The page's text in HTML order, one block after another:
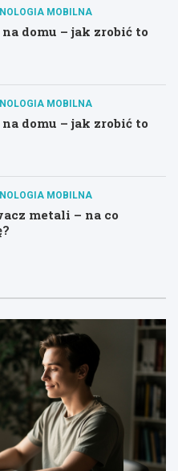
MOBILNA
domu – jak zrobić to
MOBILNA
domu – jak zrobić to
MOBILNA
metali – na co